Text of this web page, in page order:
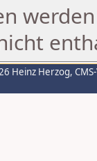
Heinz Herzog,